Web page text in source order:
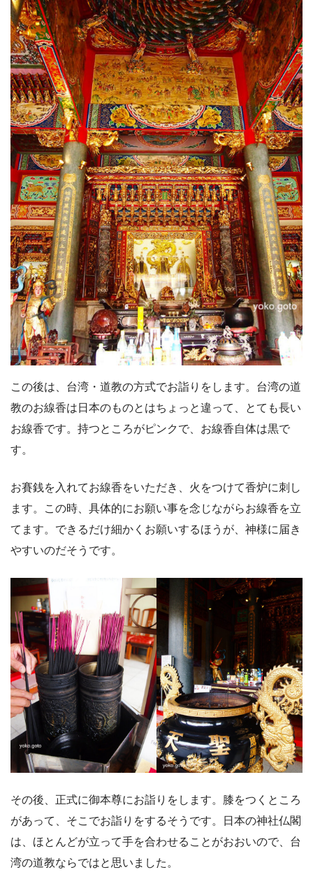
この後は、台湾・道教の方式でお詣りをします。台湾の道
教のお線香は日本のものとはちょっと違って、とても長い
お線香です。持つところがピンクで、お線香自体は黒で
す。
お賽銭を入れてお線香をいただき、火をつけて香炉に刺し
ます。この時、具体的にお願い事を念じながらお線香を立
てます。できるだけ細かくお願いするほうが、神様に届き
やすいのだそうです。
その後、正式に御本尊にお詣りをします。膝をつくところ
があって、そこでお詣りをするそうです。日本の神社仏閣
は、ほとんどが立って手を合わせることがおおいので、台
湾の道教ならではと思いました。